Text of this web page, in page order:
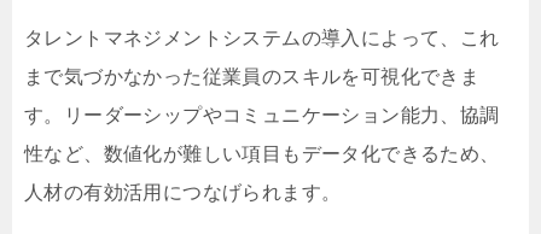
タレントマネジメントシステムの導入によって、これ
まで気づかなかった従業員のスキルを可視化できま
す。リーダーシップやコミュニケーション能力、協調
性など、数値化が難しい項目もデータ化できるため、
人材の有効活用につなげられます。